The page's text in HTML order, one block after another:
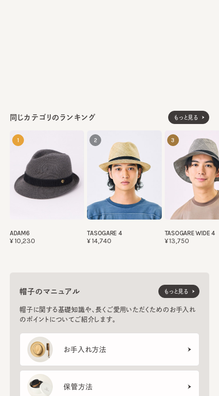
同じカテゴリのランキング もっと見る
1
ADAM6
¥10,230
2
TASOGARE 4
¥14,740
3
TASOGARE WIDE 4
¥13,750
帽子のマニュアル
帽子に関する基礎知識や、長くご愛用いただくためのお手入れ
のポイントについてご紹介します。
お手入れ方法
保管方法
もっと見る